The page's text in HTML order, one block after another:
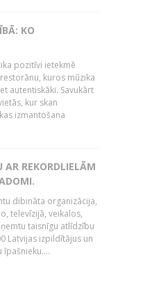
KO
pozitīvi ietekmē
kuros mūzika
autentiskāki. Savukārt
kur skan
izmantošana
AR REKORDLIELĀM
dibināta organizācija,
televīzijā, veikalos,
taisnīgu atlīdzību
Latvijas izpildītājus un